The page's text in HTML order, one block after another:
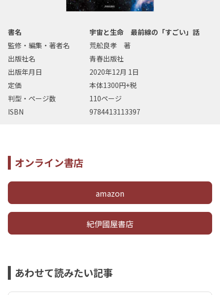
書名
宇宙と生命 最前線の「すごい」話
監修・編集・著者名
荒舩良孝 著
出版社名
青春出版社
出版年月日
2020年12月 1日
定価
本体1300円+税
判型・ページ数
110ページ
ISBN
9784413113397
オンライン書店
amazon
紀伊國屋書店
あわせて読みたい記事